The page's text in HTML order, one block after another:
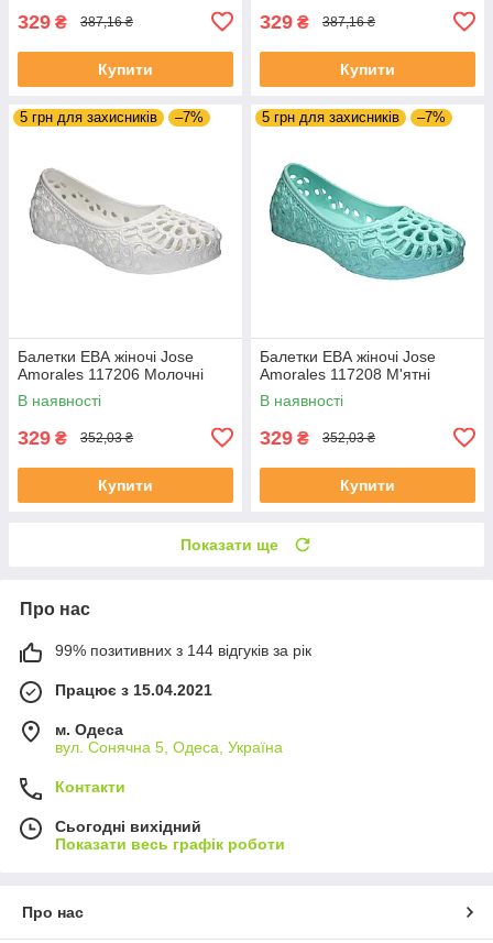
329 ₴ 387,16 ₴
Купити
329 ₴ 387,16 ₴
Купити
5 грн для захисників –7%
Балетки ЕВА жіночі Jose
Amorales 117206 Молочні
В наявності
329 ₴ 352,03 ₴
Купити
5 грн для захисників –7%
Балетки ЕВА жіночі Jose
Amorales 117208 М'ятні
В наявності
329 ₴ 352,03 ₴
Купити
Показати ще
Про нас
99% позитивних з 144 відгуків за рік
Працює з 15.04.2021
м. Одеса
вул. Сонячна 5, Одеса, Україна
Контакти
Сьогодні вихідний
Показати весь графік роботи
Про нас